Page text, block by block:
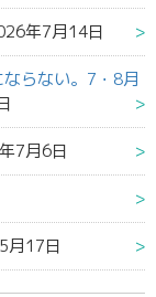
年7月14日
らない。7・8月
7月6日
月17日